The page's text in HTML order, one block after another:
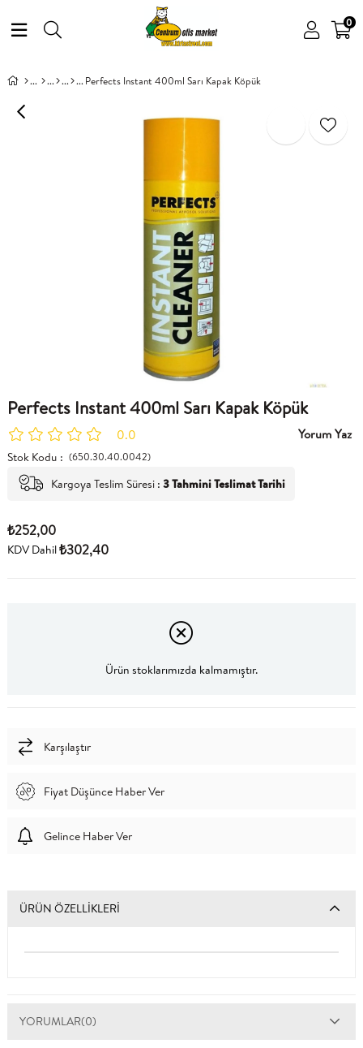
0
Perfects Instant 400ml Sarı Kapak Köpük
Perfects Instant 400ml Sarı Kapak Köpük
0.0 Yorum Yaz
Stok Kodu (650.30.40.0042)
Kargoya Teslim Süresi : 3 Tahmini Teslimat Tarihi
₺252,00
KDV Dahil₺302,40
Ürün stoklarımızda kalmamıştır.
Karşılaştır
Fiyat Düşünce Haber Ver
Gelince Haber Ver
ÜRÜN ÖZELLIKLERI
YORUMLAR(0)